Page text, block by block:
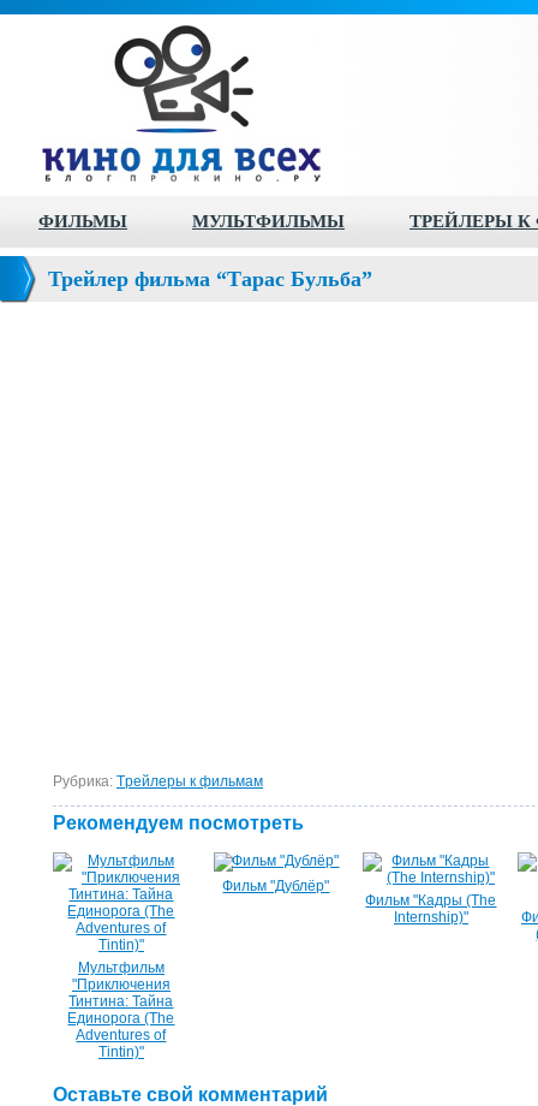
ФИЛЬМЫ МУЛЬТФИЛЬМЫ ТРЕЙЛЕРЫ
Трейлер фильма “Тарас Бульба”
Рубрика: Tрейлеры к фильмам
Рекомендуем посмотреть
Мультфильм
"Приключения
Тинтина: Тайна
Единорога (The
Adventures of
Tintin)"
Фильм "Дублёр"
Фильм "Кадры (The
Internship)"
Оставьте свой комментарий